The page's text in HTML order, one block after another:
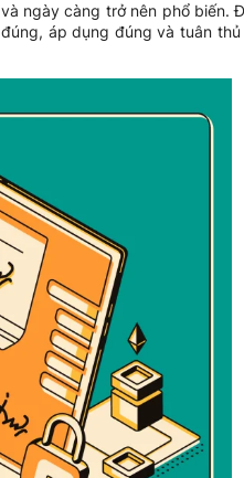
ngày càng trở nên phổ biến.
áp dụng đúng và tuân